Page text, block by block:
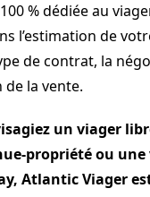
% dédiée au
l’estimation de
de contrat, la
la vente.
un viager
propriété ou une
Atlantic Viager